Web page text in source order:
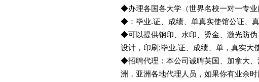
◆办理各国各大学（世界名校一对一专
◆：毕业.证、成绩、单真实使馆公证、
◆可以提供钢印、水印、烫金、激光防伪
设计，印刷;毕业.证、成绩、单，真实大
◆招聘代理：本公司诚聘英国、加拿大
洲，亚洲各地代理人员，如果你有业余